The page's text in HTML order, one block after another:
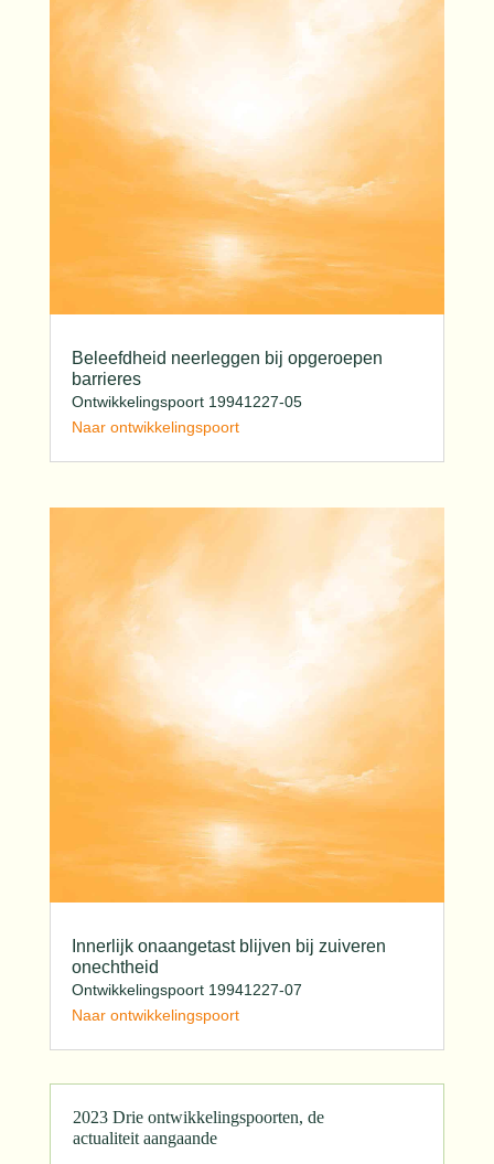
Beleefdheid neerleggen bij opgeroepen
barrieres
Ontwikkelingspoort 19941227-05
Naar ontwikkelingspoort
Innerlijk onaangetast blijven bij zuiveren
onechtheid
Ontwikkelingspoort 19941227-07
Naar ontwikkelingspoort
2023 Drie ontwikkelingspoorten, de
actualiteit aangaande